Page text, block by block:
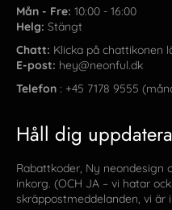
Mån - Fre: 10:00 - 16:00
Helg: Stängt
Chatt: Klicka på chattikonen
E-post: hey@neonful.dk
Telefon : +45 7178 9555
Håll dig
Rabattkoder, Ny neondesign
inkorg. (OCH JA – vi hatar
skräppostmeddelanden, vi är